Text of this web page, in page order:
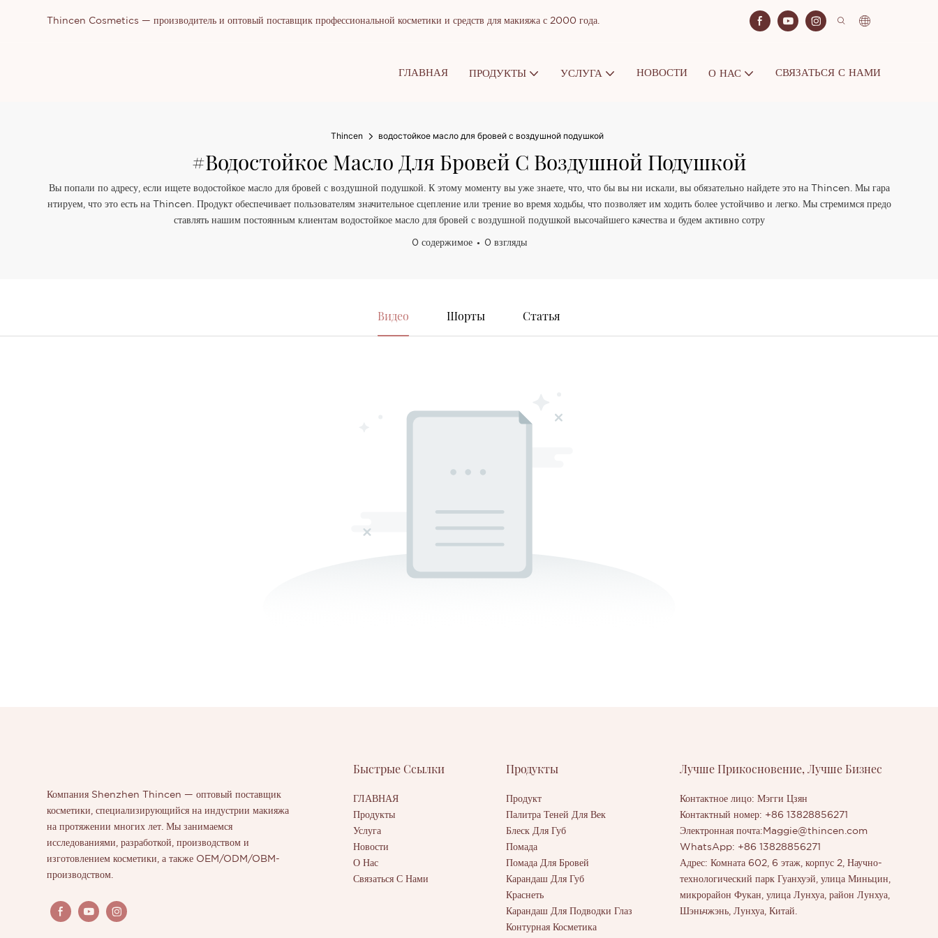
Thincen Cosmetics — производитель и оптовый поставщик профессиональной косметики и средств для макияжа с 2000 года.
ГЛАВНАЯ ПРОДУКТЫ УСЛУГА НОВОСТИ О НАС СВЯЗАТЬСЯ С НАМИ
Thincen водостойкое масло для бровей с воздушной подушкой
#водостойкое Масло Для Бровей С Воздушной Подушкой
Вы попали по адресу, если ищете водостойкое масло для бровей с воздушной подушкой. К этому моменту вы уже знаете, что, что бы вы ни искали, вы обязательно найдете это на Thincen. Мы гара
нтируем, что это есть на Thincen. Продукт обеспечивает пользователям значительное сцепление или трение во время ходьбы, что позволяет им ходить более устойчиво и легко. Мы стремимся предо
ставлять нашим постоянным клиентам водостойкое масло для бровей с воздушной подушкой высочайшего качества и будем активно сотру
0 содержимое 0 взгляды
Видео Шорты Статья
Компания Shenzhen Thincen — оптовый поставщик
косметики, специализирующийся на индустрии макияжа
на протяжении многих лет. Мы занимаемся
исследованиями, разработкой, производством и
изготовлением косметики, а также OEM/ODM/OBM-
производством.
Быстрые Ссылки
ГЛАВНАЯ
Продукты
Услуга
Новости
О Нас
Связаться С Нами
Продукты
Продукт
Палитра Теней Для Век
Блеск Для Губ
Помада
Помада Для Бровей
Карандаш Для Губ
Краснеть
Карандаш Для Подводки Глаз
Контурная Косметика
Лучше Прикосновение, Лучше Бизнес
Контактное лицо: Мэгги Цзян
Контактный номер: +86 13828856271
Электронная почта: Maggie@thincen.com
WhatsApp: +86 13828856271
Адрес: Комната 602, 6 этаж, корпус 2, Научно-
технологический парк Гуанхуэй, улица Миньцин,
микрорайон Фукан, улица Лунхуа, район Лунхуа,
Шэньчжэнь, Лунхуа, Китай.